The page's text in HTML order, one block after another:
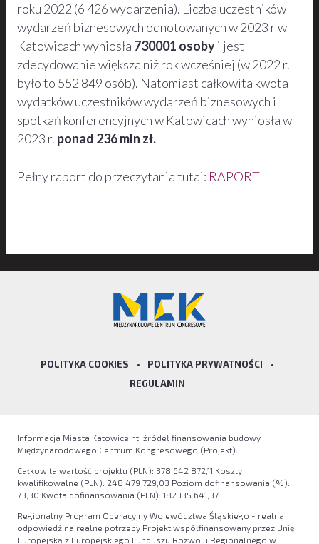
roku 2022 (6 426 wydarzenia). Liczba uczestników
wydarzeń biznesowych odnotowanych w 2023 r w
Katowicach wyniosła 730001 osobyi jest
zdecydowanie większa niż rok wcześniej (w 2022 r.
było to 552 849 osób). Natomiast całkowita kwota
wydatków uczestników wydarzeń biznesowych i
spotkań konferencyjnych w Katowicach wyniosła w
2023 r. ponad 236 mln zł.
Pełny raport do przeczytania tutaj: RAPORT
POLITYKA COOKIES • POLITYKA PRYWATNOŚCI
•
REGULAMIN
Informacja Miasta Katowice nt. źródeł finansowania budowy
Międzynarodowego Centrum Kongresowego (Projekt):
Całkowita wartość projektu (PLN): 378 642 872,11 Koszty
kwalifikowalne (PLN): 248 479 729,03 Poziom dofinansowania (%):
73,30 Kwota dofinansowania (PLN): 182 135 641,37
Regionalny Program Operacyjny Województwa Śląskiego - realna
odpowiedź na realne potrzeby Projekt współfinansowany przez Unię
Europejską z Europejskiego Funduszu Rozwoju Regionalnego w